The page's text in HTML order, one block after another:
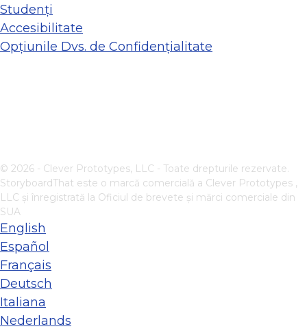
Studenți
Accesibilitate
Opțiunile Dvs. de Confidențialitate
© 2026 - Clever Prototypes, LLC - Toate drepturile rezervate.
StoryboardThat este o marcă comercială a Clever Prototypes ,
LLC și înregistrată la Oficiul de brevete și mărci comerciale din
SUA
English
Español
Français
Deutsch
Italiana
Nederlands